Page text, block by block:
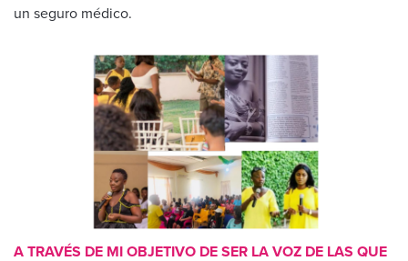
un seguro médico.
A TRAVÉS DE MI OBJETIVO DE SER LA VOZ DE LAS QUE